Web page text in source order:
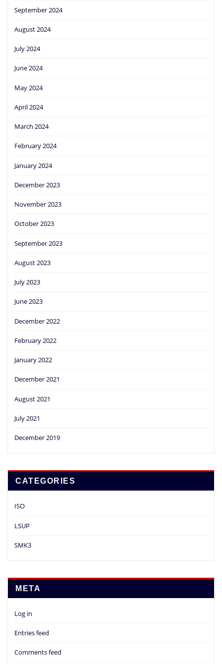
September 2024
August 2024
July 2024
June 2024
May 2024
April 2024
March 2024
February 2024
January 2024
December 2023
November 2023
October 2023
September 2023
August 2023
July 2023
June 2023
December 2022
February 2022
January 2022
December 2021
August 2021
July 2021
December 2019
CATEGORIES
ISO
LSUP
SMK3
META
Log in
Entries feed
Comments feed